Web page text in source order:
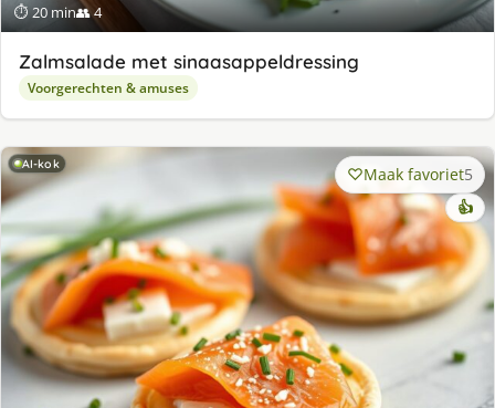
⏱ 20 min👥 4
Zalmsalade met sinaasappeldressing
Voorgerechten & amuses
AI-kok Maak favoriet5
👍